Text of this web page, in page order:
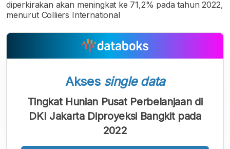
diperkirakan akan meningkat ke 71,2% pada tahun 2022,
menurut Colliers International
Akses single data
Tingkat Hunian Pusat Perbelanjaan di
DKI Jakarta Diproyeksi Bangkit pada
2022